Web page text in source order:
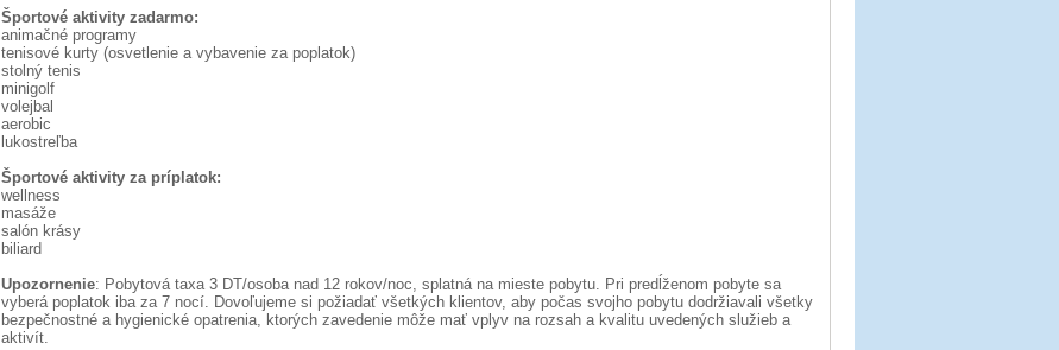
Športové aktivity zadarmo:
animačné programy
tenisové kurty (osvetlenie a vybavenie za poplatok)
stolný tenis
minigolf
volejbal
aerobic
lukostreľba
Športové aktivity za príplatok:
wellness
masáže
salón krásy
biliard
Upozornenie: Pobytová taxa 3 DT/osoba nad 12 rokov/noc, splatná na mieste pobytu. Pri predĺženom pobyte sa
vyberá poplatok iba za 7 nocí. Dovoľujeme si požiadať všetkých klientov, aby počas svojho pobytu dodržiavali všetky
bezpečnostné a hygienické opatrenia, ktorých zavedenie môže mať vplyv na rozsah a kvalitu uvedených služieb a
aktivít.